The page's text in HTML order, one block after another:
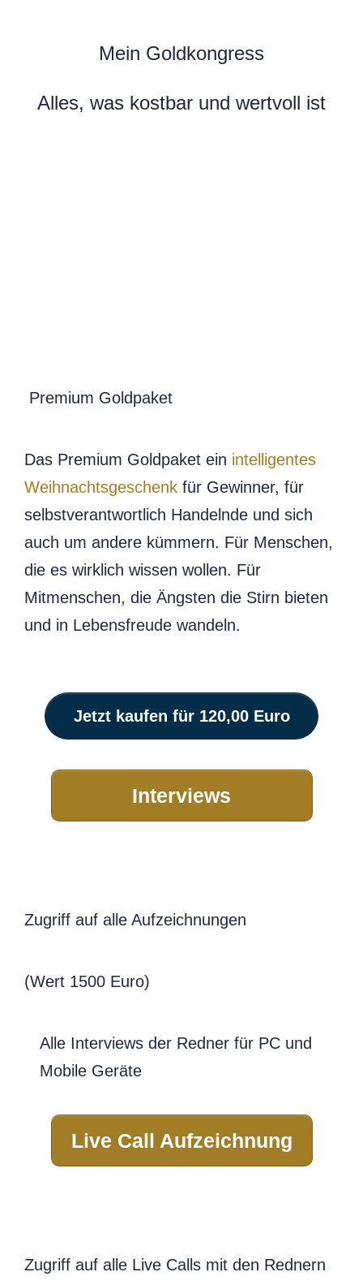
Mein Goldkongress
Alles, was kostbar und wertvoll ist
Premium Goldpaket
Das Premium Goldpaket ein intelligentes
Weihnachtsgeschenk für Gewinner, für
selbstverantwortlich Handelnde und sich
auch um andere kümmern. Für Menschen,
die es wirklich wissen wollen. Für
Mitmenschen, die Ängsten die Stirn bieten
und in Lebensfreude wandeln.
Jetzt kaufen für 120,00 Euro
Interviews
Zugriff auf alle Aufzeichnungen
(Wert 1500 Euro)
Alle Interviews der Redner für PC und
Mobile Geräte
Live Call Aufzeichnung
Zugriff auf alle Live Calls mit den Rednern